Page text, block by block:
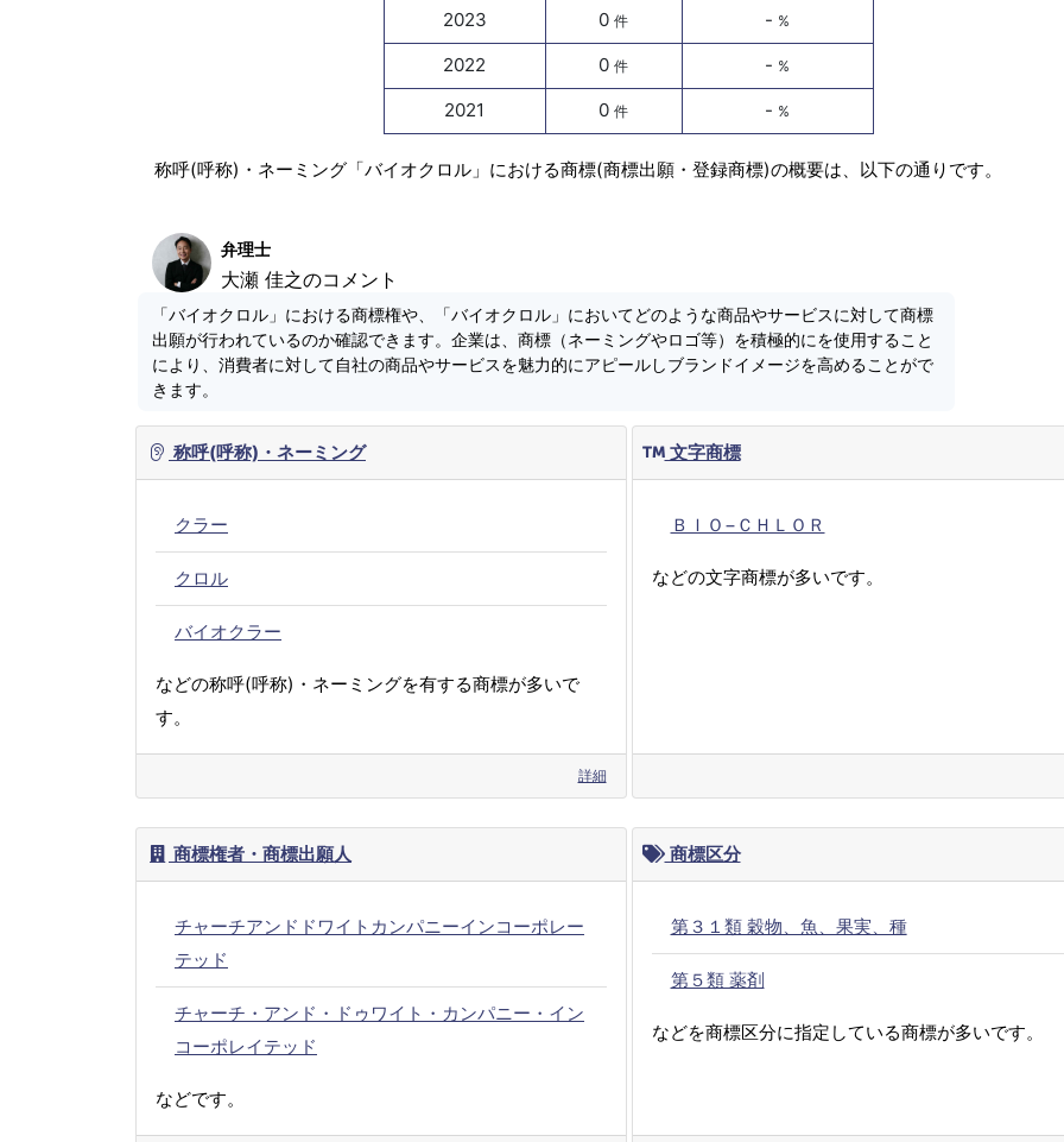
2023 0件 - %
2022 0件 - %
2021 0件 - %
称呼(呼称)・ネーミング「バイオクロル」における商標(商標出願・登録商標)の概要は、以下の通りです。
弁理士
大瀬 佳之のコメント
「バイオクロル」における商標権や、「バイオクロル」においてどのような商品やサービスに対して商標
出願が行われているのか確認できます。企業は、商標（ネーミングやロゴ等）を積極的にを使用すること
により、消費者に対して自社の商品やサービスを魅力的にアピールしブランドイメージを高めることがで
きます。
称呼(呼称)・ネーミング
クラー
クロル
バイオクラー
などの称呼(呼称)・ネーミングを有する商標が多いで
す。
詳細
文字商標
ＢＩＯ−ＣＨＬＯＲ
などの文字商標が多いです。
商標権者・商標出願人
チャーチアンドドワイトカンパニーインコーポレー
テッド
チャーチ・アンド・ドゥワイト・カンパニー・イン
コーポレイテッド
などです。
商標区分
第３１類 穀物、魚、果実、種
第５類 薬剤
などを商標区分に指定している商標が多いです。